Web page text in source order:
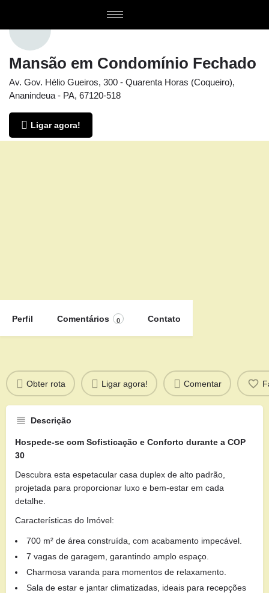
Mansão em Condomínio Fechado
Av. Gov. Hélio Gueiros, 300 - Quarenta Horas (Coqueiro),
Ananindeua - PA, 67120-518
Ligar agora!
Perfil Comentários 0 Contato
Obter rota Ligar agora! Comentar
Descrição
Hospede-se com Sofisticação e Conforto durante a COP
30
Descubra esta espetacular casa duplex de alto padrão,
projetada para proporcionar luxo e bem-estar em cada
detalhe.
Características do Imóvel:
700 m² de área construída, com acabamento impecável.
7 vagas de garagem, garantindo amplo espaço.
Charmosa varanda para momentos de relaxamento.
Sala de estar e jantar climatizadas, ideais para recepções